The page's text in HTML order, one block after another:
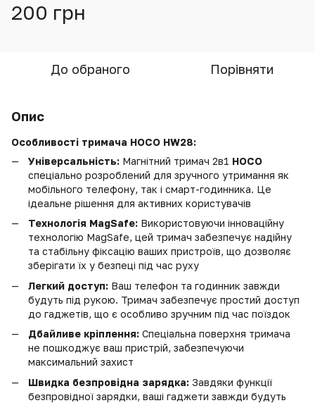
200 грн
До обраного Порівняти
Опис
Особливості тримача HOCO HW28:
Універсальність: Магнітний тримач 2в1 HOCO
спеціально розроблений для зручного утримання як
мобільного телефону, так і смарт-годинника. Це
ідеальне рішення для активних користувачів
Технологія MagSafe: Використовуючи інноваційну
технологію MagSafe, цей тримач забезпечує надійну
та стабільну фіксацію ваших пристроїв, що дозволяє
зберігати їх у безпеці під час руху
Легкий доступ: Ваш телефон та годинник завжди
будуть під рукою. Тримач забезпечує простий доступ
до гаджетів, що є особливо зручним під час поїздок
Дбайливе кріплення: Спеціальна поверхня тримача
не пошкоджує ваш пристрій, забезпечуючи
максимальний захист
Швидка безпровідна зарядка: Завдяки функції
безпровідної зарядки, ваші гаджети завжди будуть